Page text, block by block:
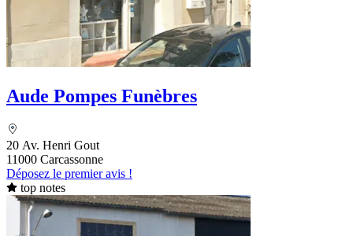
Aude Pompes Funèbres
20 Av. Henri Gout
11000 Carcassonne
Déposez le premier avis !
top notes